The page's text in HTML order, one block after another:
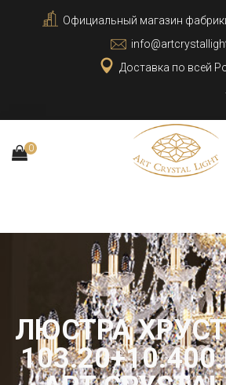
Официальный магазин
Доставка по всей
0
ЛЮСТРА